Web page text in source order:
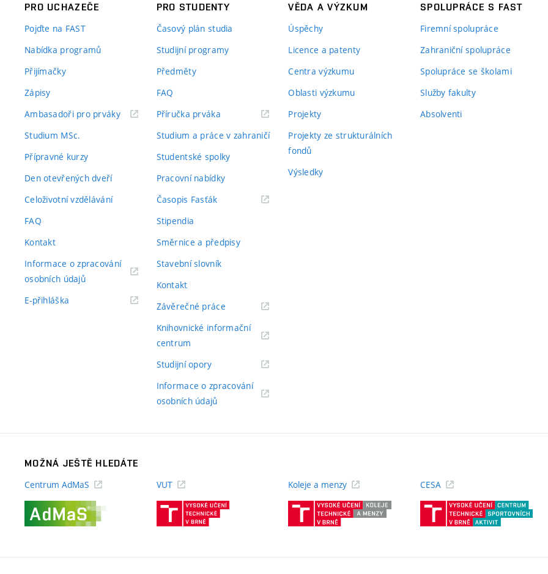
PRO UCHAZEČE
Pojďte na FAST
Nabídka programů
Přijímačky
Zápisy
Ambasadoři pro prváky(externí
Studium MSc.
Přípravné kurzy
Den otevřených dveří
Celoživotní vzdělávání
FAQ
Kontakt
Informace o zpracování
osobních údajů(externí
E-přihláška
PRO STUDENTY
Časový plán studia
Studijní programy
Předměty
FAQ
Příručka prváka(externí
Studium a práce v zahraničí
Studentské spolky
Pracovní nabídky
Časopis Fasťák(externí
Stipendia
Směrnice a předpisy
Stavební slovník
Kontakt
Závěrečné práce(externí
Knihovnické informační
centrum
Studijní opory(externí
Informace o zpracování
osobních údajů(externí
VĚDA A VÝZKUM
Úspěchy
Licence a patenty
Centra výzkumu
Oblasti výzkumu
Projekty
Projekty ze strukturálních
fondů
Výsledky
SPOLUPRÁCE S FAST
Firemní spolupráce
Zahraniční spolupráce
Spolupráce se školami
Služby fakulty
Absolventi
MOŽNÁ JEŠTĚ HLEDÁTE
Centrum AdMaS
VUT
(externí
Koleje a menzy
(externí
CESA